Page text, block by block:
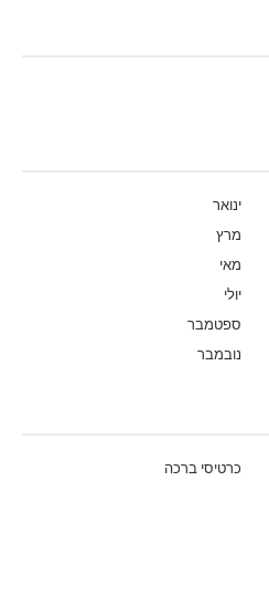
ינואר
מרץ
מאי
יולי
ספטמבר
נובמבר
כרטיסי ברכה